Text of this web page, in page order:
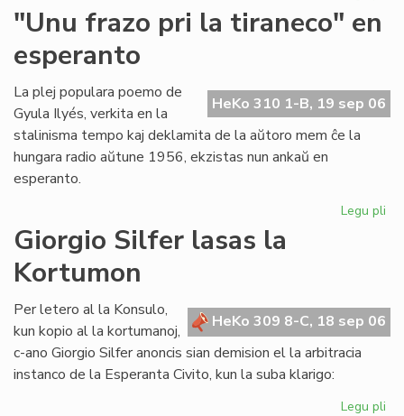
"Unu frazo pri la tiraneco" en
esperanto
HeKo 310 1-B, 19 sep 06
La plej populara poemo de
Gyula Ilyés, verkita en la
stalinisma tempo kaj deklamita de la aŭtoro mem ĉe la
hungara radio aŭtune 1956, ekzistas nun ankaŭ en
esperanto.
Legu pli
Giorgio Silfer lasas la
Kortumon
HeKo 309 8-C, 18 sep 06
Per letero al la Konsulo,
kun kopio al la kortumanoj,
c-ano Giorgio Silfer anoncis sian demision el la arbitracia
instanco de la Esperanta Civito, kun la suba klarigo:
Legu pli